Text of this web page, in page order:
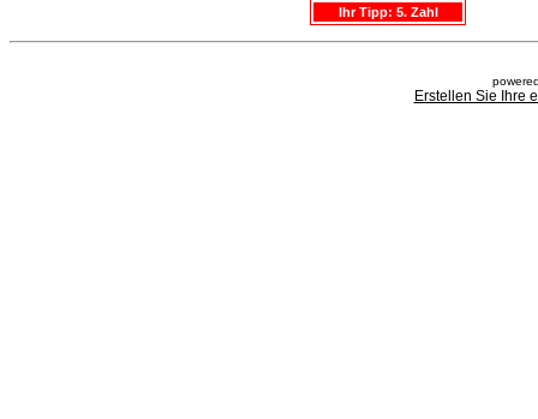
Ihr Tipp: 5. Zahl
Erstellen Sie Ihre